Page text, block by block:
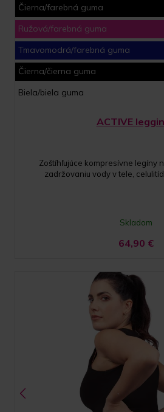
Čierna/farebná guma
Ružová/farebná guma
Tmavomodrá/farebná guma
Čierna/čierna guma
Biela/biela guma
ACTIVE
Zoštíhľujúce kompresívne legíny
zadržovaniu vody v tele,
Skladom
64,90 €